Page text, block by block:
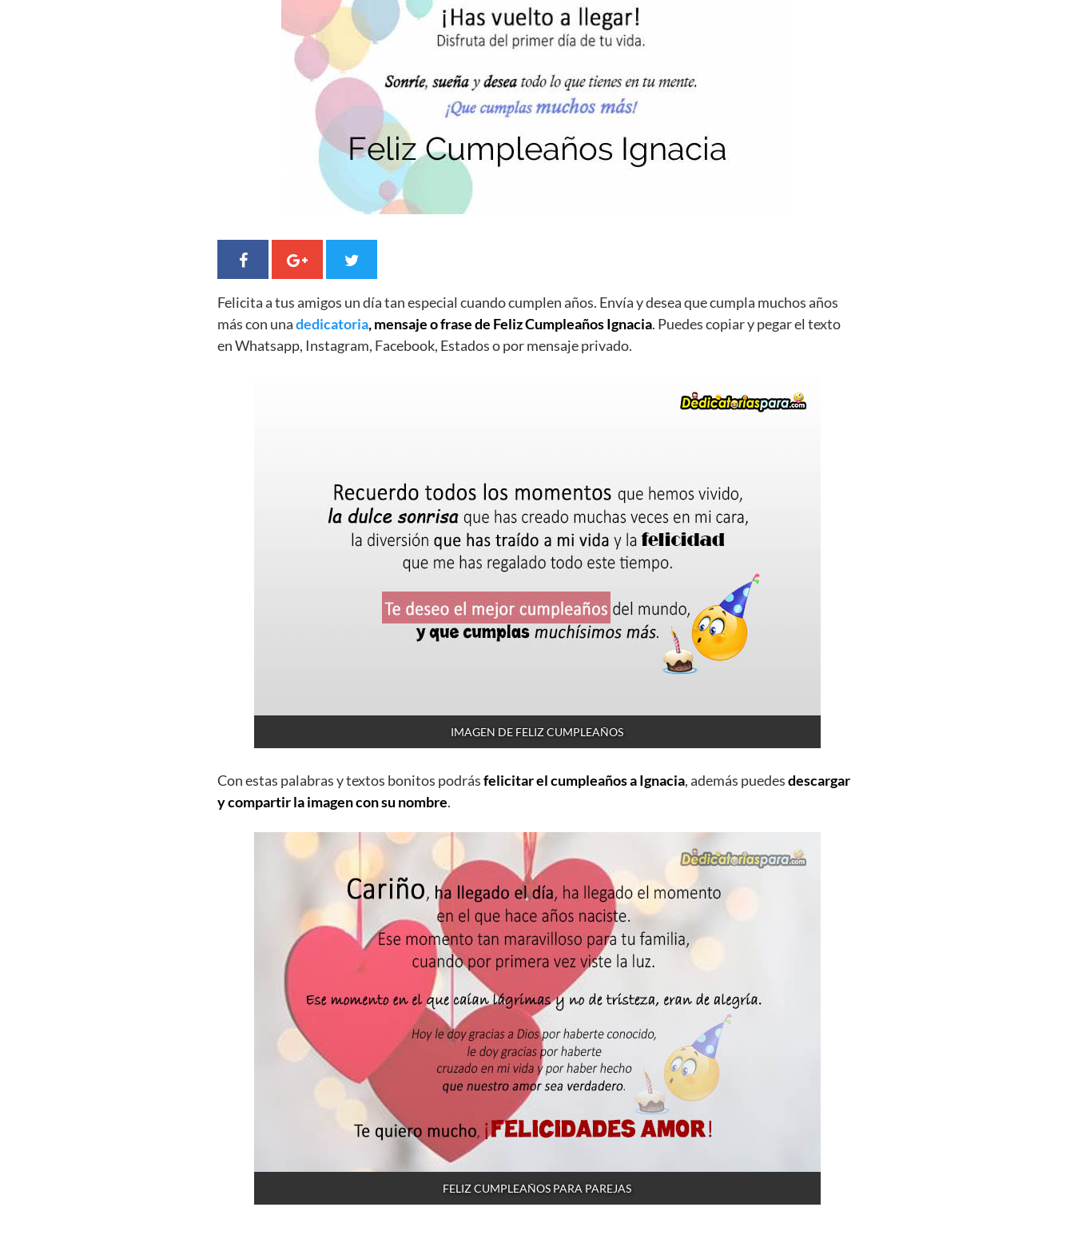
Felicita a tus amigos un día tan especial cuando cumplen años. Envía y desea que cumpla muchos años
más con unadedicatoria, mensaje o frase de Feliz Cumpleaños Ignacia. Puedes copiar y pegar el texto
en Whatsapp, Instagram, Facebook, Estados o por mensaje privado.
IMAGEN DE FELIZ CUMPLEAÑOS
Con estas palabras y textos bonitos podrásfelicitar el cumpleaños a Ignacia, además puedesdescargar
y compartir la imagen con su nombre.
FELIZ CUMPLEAÑOS PARA PAREJAS